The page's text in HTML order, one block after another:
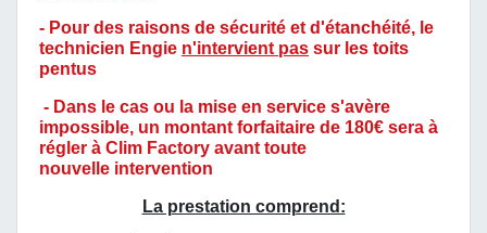
- Pour des raisons de sécurité et d'étanchéité, le
technicien Engie n'intervient pas sur les toits
pentus
- Dans le cas ou la mise en service s'avère
impossible, un montant forfaitaire de 180€ sera à
régler à Clim Factory avant toute
nouvelle intervention
La prestation comprend: